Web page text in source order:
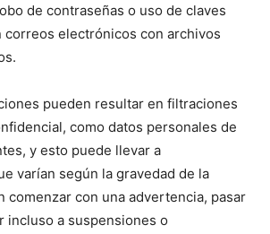
de contraseñas o uso de claves
correos electrónicos con archivos
pueden resultar en filtraciones
como datos personales de
y esto puede llevar a
varían según la gravedad de la
comenzar con una advertencia, pasar
incluso a suspensiones o